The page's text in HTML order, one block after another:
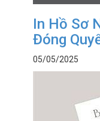
In Hồ Sơ
Đóng
05/05/2025